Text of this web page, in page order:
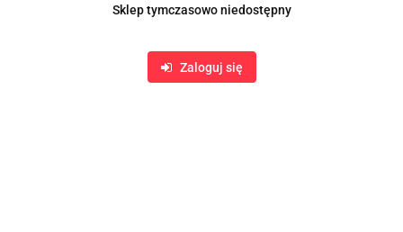
Sklep tymczasowo niedostępny
Zaloguj się